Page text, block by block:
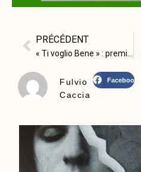
PRÉCÉDENT
Fulvio
Caccia
Facebook